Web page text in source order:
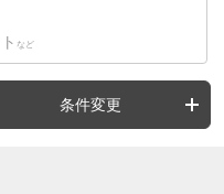
など
条件変更